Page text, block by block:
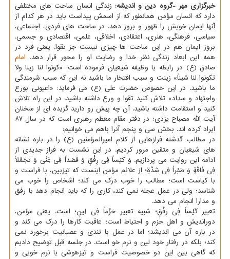
خبرگزاری مهر -گروه دین و اندیشه: زندگی انسان ساحت های مختلفی
دارد که انسان مؤمن همانطور که از اسمش پیداست باید در هر کدام از
آنها ایمان خویش را ظهور و بروز دهد. در ساحت های فردی، اجتماعی،
سیاسی، فرهنگی، هنری، اعتقادی، اخلاقی، علمی، اقتصادی و جسمی.
بروز ایمان هم در این ساحت ها چیزی نیست جز تقوا. یعنی فرد در
همه این ابعاد زندگی نظر خدا و رضایت او را محور قرار دهد. امام
صادق (ع) در رابطه با وظیفه شیعیان فرموده است: «کونوا لنا زینا ولا
تکونوا لنا شیناً» زینت و سبب افتخار ما باشید نه این که سبب شرمندگی
ما باشید. در این خصوص حضرت علی (ع) می فرماید: «اعیونی بورع
واجتهاد و سداد» تلاش کنید تقوا و ورع داشته باشید. در این راه تلاش
کنید و استقامت داشته باشید. آن چه پیش رو دارید گزیده ای از سخنان
آیت الله مصباح یزدی؛ در دفتر مقام معظم رهبری است که در سال ۸۷
ایراد کرده اند. بخش سی و پنجم آنرا باهم می خوانیم:
در مطالب گذشته فرازهایی از کلام امیرالمؤمنین (ع) را در باره نشانه
های شیعیان و متقین مرور کردیم. در این نشست به فراز جدیدی از
ادامه این روایت می پردازیم. وَ کَیْساً فِی رِفْقٍ وَ قَصْداً فِی غِنًی وَ تَجَمُّلًا
فِی فَاقَةٍ وَ صَبْراً فِی شِدَّةٍ؛ از علائم مؤمن اینست که تیزبین، با فراست و
با کیاست است؛ مطالب را خوب درک می کند؛ اشخاص را خوب می
شناسد؛ ولی در عمل عجله نمی کند، کاری را که باید انجام دهد با رفق
و مدارا انجام می دهد.
تعبیر کَیْساً فِی رِفْقٍ؛ شبیه تعبیر حَزْماً فِی لِینٍ؛ است. یعنی مؤمن،
دوراندیش و اهل حزم و احتیاط است؛ عاقبت کارها را درک می کند و
در باره آن می اندیشد؛ اما در عمل با تندی و عصبانیت برخورد نمی
کند؛ بلکه در رفتار خود لین و نرم خو است. در جلسه قبل توضیح دادیم
که گاهی بین این دو خصوصیت فراست و تیزهوشی با نرم خویی و